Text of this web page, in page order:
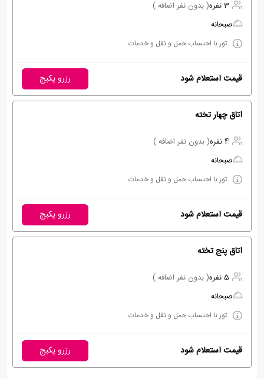
3 نفره
( بدون نفر اضافه )
صبحانه
تور با احتساب حمل و نقل و خدمات
قیمت استعلام شود رزرو پکیج
اتاق چهار تخته
4 نفره
( بدون نفر اضافه )
صبحانه
تور با احتساب حمل و نقل و خدمات
قیمت استعلام شود رزرو پکیج
اتاق پنج تخته
5 نفره
( بدون نفر اضافه )
صبحانه
تور با احتساب حمل و نقل و خدمات
قیمت استعلام شود رزرو پکیج